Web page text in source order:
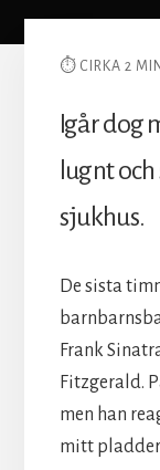
⏱ CIRKA 2
Igår dog
lugnt
sjukhus.
De sista
Frank
Fitzgerald.
men han
mitt pladder